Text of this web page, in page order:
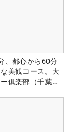
、都心から60分
美観コース。大
俱楽部（千葉